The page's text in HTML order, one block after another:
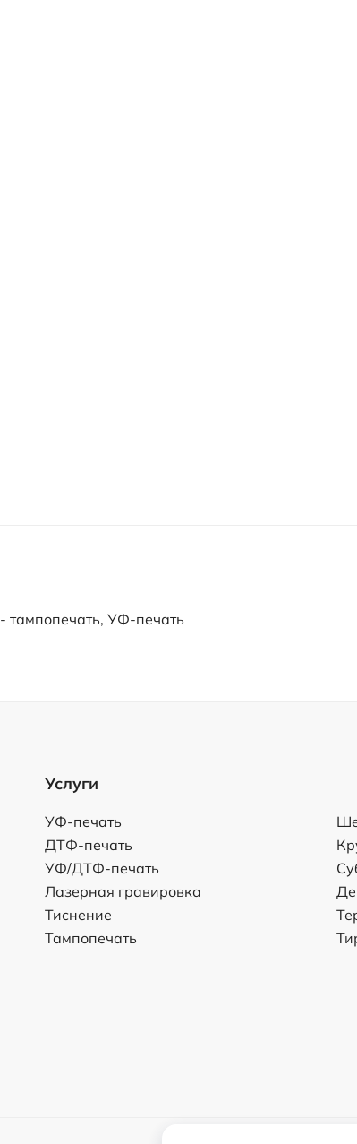
- тампопечать, УФ-печать
Услуги
УФ-печать
ДТФ-печать
УФ/ДТФ-печать
Лазерная гравировка
Тиснение
Тампопечать